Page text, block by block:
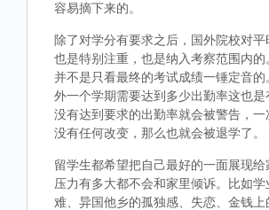
容易摘下来的。
除了对学分有要求之后，国外院校对
也是特别注重，也是纳入考察范围内的
并不是只看最终的考试成绩一锤定音的
外一个学期需要达到多少出勤率这也是
没有达到要求的出勤率就会被警告，
没有任何改变，那么也就会被退学了。
留学生都希望把自己最好的一面展现给
压力有多大都不会和家里倾诉。比如
难、异国他乡的孤独感、失恋、金钱上